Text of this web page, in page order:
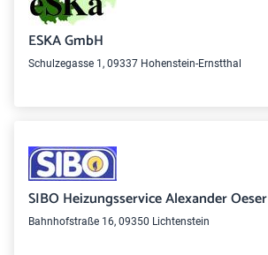
ESKA GmbH
Schulzegasse 1, 09337 Hohenstein-Ernstthal
SIBO Heizungsservice Alexander Oeser
Bahnhofstraße 16, 09350 Lichtenstein